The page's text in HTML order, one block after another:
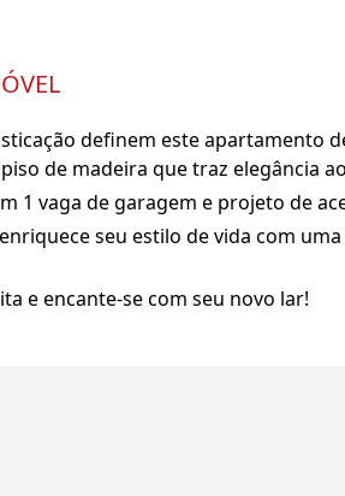
definem este apartamento
de madeira que traz elegância
1 vaga de garagem e projeto de
seu estilo de vida com
e encante-se com seu novo lar!